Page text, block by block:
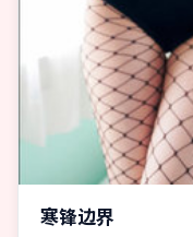
寒锋边界